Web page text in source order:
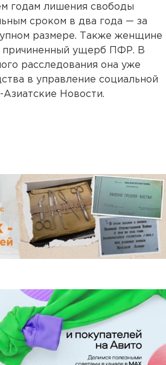
годам лишения свободы
сроком в два года — за
размере. Также женщине
причиненный ущерб ПФР. В
расследования она уже
в управление социальной
Новости.